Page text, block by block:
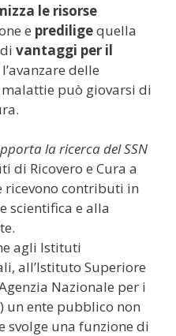
le risorse
e prediligequella
vantaggi per il
delle
malattie può giovarsi di
la ricerca del SSN
di Ricovero e Cura a
ricevono contributi in
scientifica e alla
agli Istituti
all’Istituto Superiore
Nazionale per i
un ente pubblico non
svolge una funzione di